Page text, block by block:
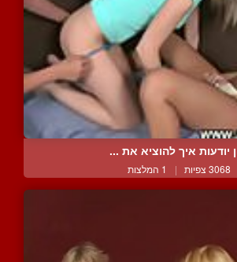
יודעות איך להוציא את ...
3068 צפיות | 1 המלצות